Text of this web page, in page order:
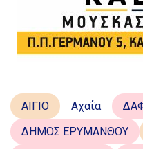
ΑΙΓΙΟ Αχαΐα
ΔΗΜΟΣ ΕΡΥΜΑΝΘΟΥ